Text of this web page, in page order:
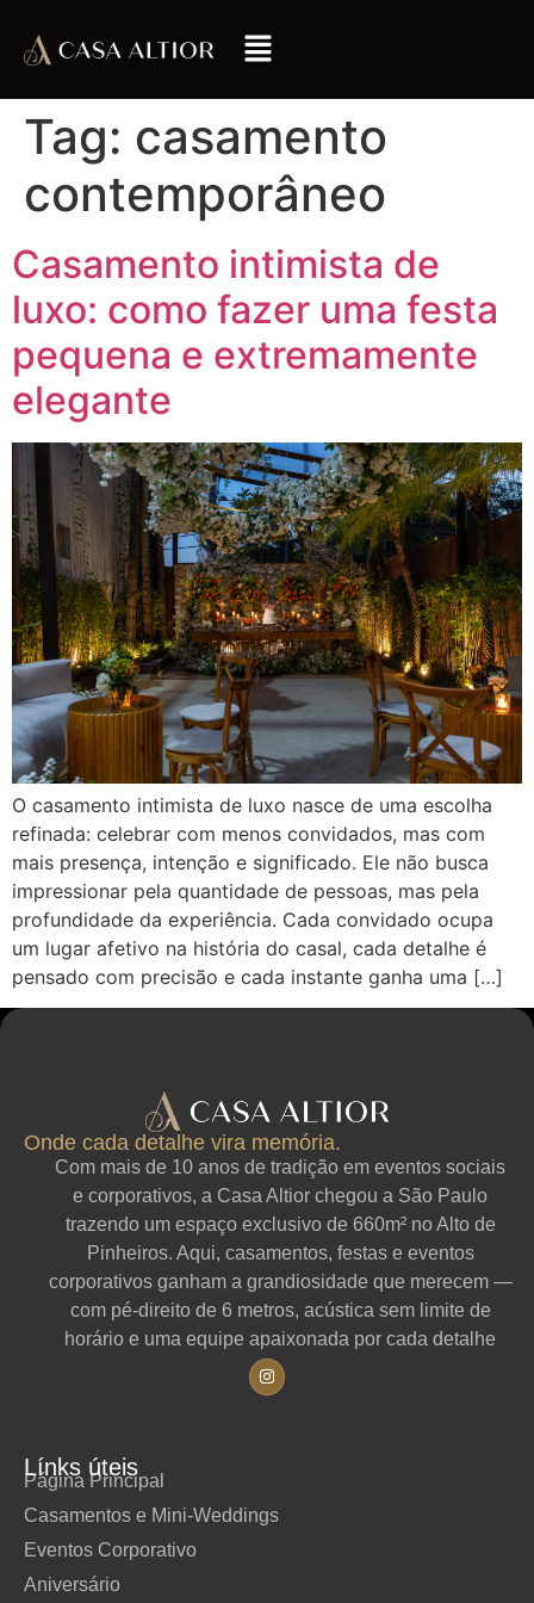
Tag: casamento
contemporâneo
Casamento intimista de
luxo: como fazer uma festa
pequena e extremamente
elegante
O casamento intimista de luxo nasce de uma escolha
refinada: celebrar com menos convidados, mas com
mais presença, intenção e significado. Ele não busca
impressionar pela quantidade de pessoas, mas pela
profundidade da experiência. Cada convidado ocupa
um lugar afetivo na história do casal, cada detalhe é
pensado com precisão e cada instante ganha uma […]
Onde cada detalhe vira memória.
Com mais de 10 anos de tradição em eventos sociais
e corporativos, a Casa Altior chegou a São Paulo
trazendo um espaço exclusivo de 660m² no Alto de
Pinheiros. Aqui, casamentos, festas e eventos
corporativos ganham a grandiosidade que merecem —
com pé-direito de 6 metros, acústica sem limite de
horário e uma equipe apaixonada por cada detalhe
Línks úteis
Página Principal
Casamentos e Mini-Weddings
Eventos Corporativo
Aniversário